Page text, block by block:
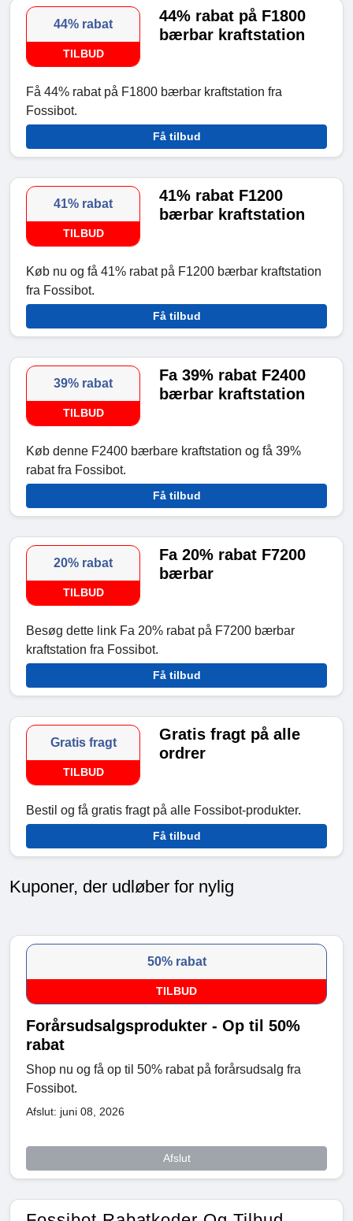
44% rabat
TILBUD
44% rabat på F1800
bærbar kraftstation
Få 44% rabat på F1800 bærbar kraftstation fra
Fossibot.
Få tilbud
41% rabat
TILBUD
41% rabat F1200
bærbar kraftstation
Køb nu og få 41% rabat på F1200 bærbar kraftstation
fra Fossibot.
Få tilbud
39% rabat
TILBUD
Fa 39% rabat F2400
bærbar kraftstation
Køb denne F2400 bærbare kraftstation og få 39%
rabat fra Fossibot.
Få tilbud
20% rabat
TILBUD
Fa 20% rabat F7200
bærbar
Besøg dette link Fa 20% rabat på F7200 bærbar
kraftstation fra Fossibot.
Få tilbud
Gratis fragt
TILBUD
Gratis fragt på alle
ordrer
Bestil og få gratis fragt på alle Fossibot-produkter.
Få tilbud
Kuponer, der udløber for nylig
50% rabat
TILBUD
Forårsudsalgsprodukter - Op til 50%
rabat
Shop nu og få op til 50% rabat på forårsudsalg fra
Fossibot.
Afslut: juni 08, 2026
Afslut